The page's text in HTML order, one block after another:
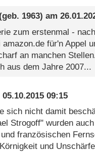
1963) am
zum erstenmal -
amazon.de für'n Appel
an manchen
aus dem Jahre 2007...
05.10.2015 09:15
sich nicht damit
Strogoff" wurden
französischen
und